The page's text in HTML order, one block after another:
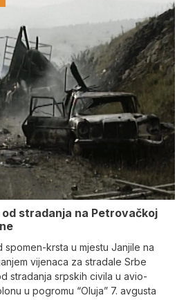
od stradanja na Petrovačkoj
krsta u mjestu Janjile na
vijenaca za stradale Srbe
stradanja srpskih civila u avio-
u pogromu “Oluja” 7. avgusta